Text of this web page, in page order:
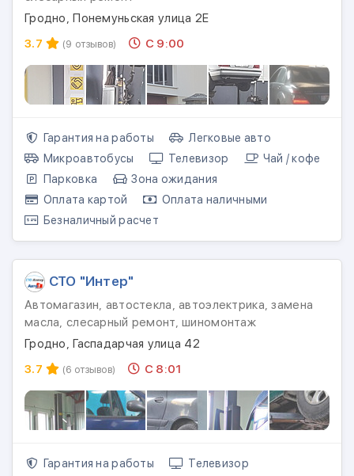
Гродно, Понемуньская улица 2Е
3.7
(9 отзывов) С 9:00
Гарантия на работы
Легковые авто
Микроавтобусы
Телевизор
Чай / кофе
Парковка
Зона ожидания
Оплата картой
Оплата наличными
Безналичный расчет
СТО "Интер"
Автомагазин, автостекла, автоэлектрика, замена
масла, слесарный ремонт, шиномонтаж
Гродно, Гаспадарчая улица 42
3.7
(6 отзывов) С 8:01
Гарантия на работы
Телевизор